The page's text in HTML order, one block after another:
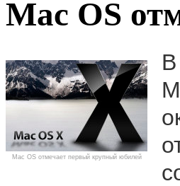
Mac OS
Mac OS отмечает первый крупный юбилей